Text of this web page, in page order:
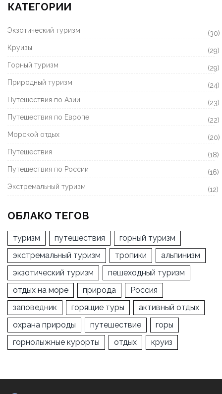
КАТЕГОРИИ
Экзотический туризм
(30)
Круизы
(29)
Горный туризм
(29)
Природный туризм
(24)
Путешествия по Азии
(23)
Путешествия по Европе
(22)
Морской отдых
(20)
Путешествия
(18)
Путешествия по России
(16)
Экстремальный туризм
(12)
ОБЛАКО ТЕГОВ
туризм путешествия
горный туризм
экстремальный туризм
тропики
альпинизм
экзотический туризм
пешеходный туризм
отдых на море
природа
Россия
заповедник
горящие туры
активный отдых
охрана природы
путешествие
горы
горнолыжные курорты
отдых круиз